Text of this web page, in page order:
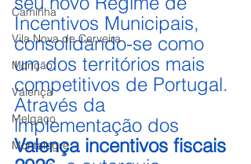
Caminha
Vila Nova de Cerveira
Monção
Valença
Melgaço
Montalegre
Incentivos Municipais,
consolidando-se como
um dos territórios mais
competitivos de Portugal.
Através da
implementação dos
Valença incentivos fiscais